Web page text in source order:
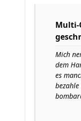
Multi-
Mich
dem
es